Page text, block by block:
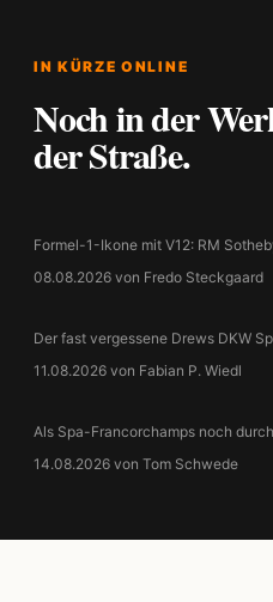
IN KÜRZE ONLINE
Noch in der
der Straße.
Formel-1-Ikone mit V12: RM
08.08.2026 von Fredo Steckgaard
Der fast vergessene Drews DKW
11.08.2026 von Fabian P. Wiedl
Als Spa-Francorchamps noch
14.08.2026 von Tom Schwede